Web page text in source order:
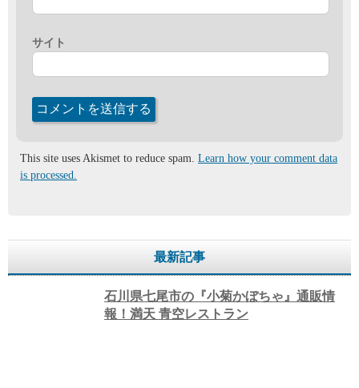
サイト
This site uses Akismet to reduce spam. Learn how your comment data
is processed.
最新記事
石川県七尾市の『小菊かぼちゃ』通販情
報！満天 青空レストラン